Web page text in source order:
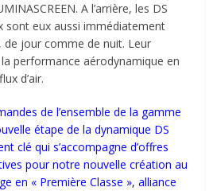
A l’arrière, les DS
sont eux aussi immédiatement
de jour comme de nuit. Leur
performance aérodynamique en
d’air.
de l’ensemble de la gamme
étape de la dynamique DS
clé qui s’accompagne d’offres
pour notre nouvelle création au
en « Première Classe », alliance